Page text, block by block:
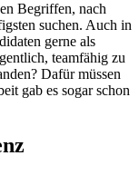
Begrif­fen, nach
suchen. Auch in
gerne als
team­fä­hig zu
Dafür müssen
gab es sogar schon